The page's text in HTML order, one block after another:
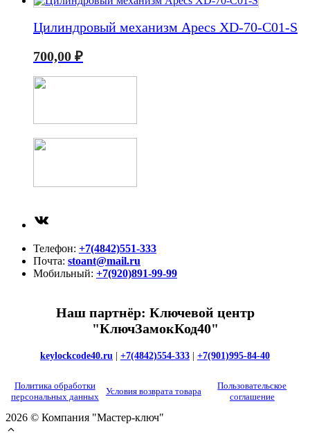
Цилиндровый механизм Apecs XD-70-C01-S
700,00 ₽
Телефон: +7(4842)551-333
Почта: stoant@mail.ru
Мобильный: +7(920)891-99-99
Наш партнёр: Ключевой центр
"КлючЗамокКод40"
keylockcode40.ru +7(4842)554-333 +7(901)995-84-40
Политика обработки
персональных данных
Условия возврата товара
Пользовательское
соглашение
2026 © Компания "Мастер-ключ"